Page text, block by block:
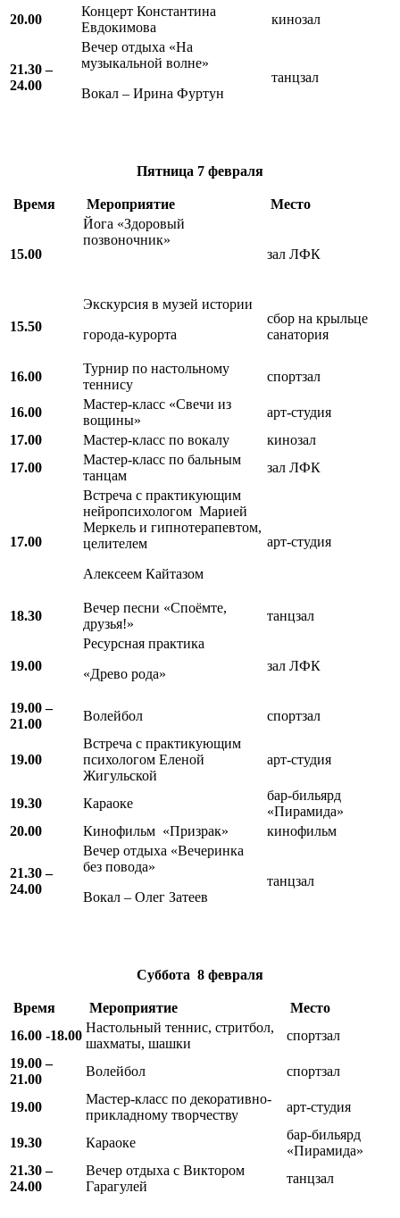
20.00
Концерт Константина
Евдокимова
кинозал
21.30 –
24.00
Вечер отдыха «На
музыкальной волне»
Вокал – Ирина Фуртун
танцзал
Пятница 7 февраля
Время Мероприятие Место
15.00
Йога «Здоровый
позвоночник»
зал ЛФК
15.50
Экскурсия в музей истории
города-курорта
сбор на крыльце
санатория
16.00
Турнир по настольному
теннису
спортзал
16.00
Мастер-класс «Свечи из
вощины»
арт-студия
17.00
Мастер-класс по вокалу
кинозал
17.00
Мастер-класс по бальным
танцам
зал ЛФК
17.00
Встреча с практикующим
нейропсихологом Марией
Меркель и гипнотерапевтом,
целителем
Алексеем Кайтазом
арт-студия
18.30
Вечер песни «Споёмте,
друзья!»
танцзал
19.00
Ресурсная практика
«Древо рода»
зал ЛФК
19.00 –
21.00
Волейбол спортзал
19.00
Встреча с практикующим
психологом Еленой
Жигульской
арт-студия
19.30 Караоке
бар-бильярд
«Пирамида»
20.00
Кинофильм «Призрак» кинофильм
21.30 –
24.00
Вечер отдыха «Вечеринка
без повода»
Вокал – Олег Затеев
танцзал
Суббота 8 февраля
Время Мероприятие
Место
16.00 -18.00
Настольный теннис, стритбол,
шахматы, шашки
спортзал
19.00 –
21.00
Волейбол спортзал
19.00
Мастер-класс по декоративно-
прикладному творчеству
арт-студия
19.30 Караоке
бар-бильярд
«Пирамида»
21.30 –
24.00
Вечер отдыха с Виктором
Гарагулей
танцзал